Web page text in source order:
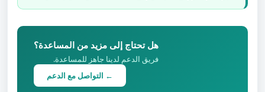
هل تحتاج إلى مزيد من المساعدة؟
فريق الدعم لدينا جاهز للمساعدة.
← التواصل مع الدعم